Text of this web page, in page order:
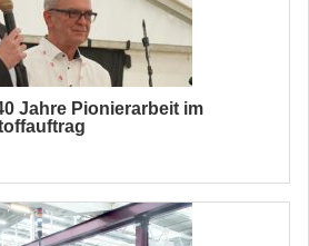
Jahre Pionierarbeit im